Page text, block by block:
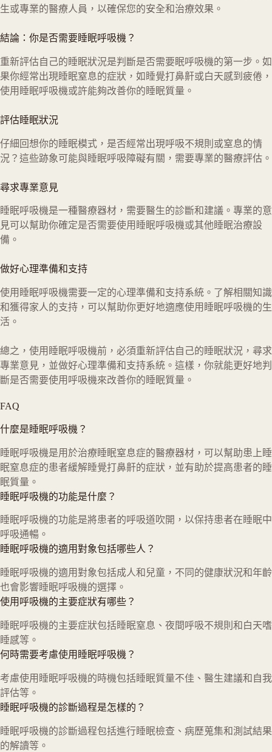
生或專業的醫療人員，以確保您的安全和治療效果。
結論：你是否需要睡眠呼吸機？
重新評估自己的睡眠狀況是判斷是否需要眠呼吸機的第一步。如
果你經常出現睡眠窒息的症狀，如睡覺打鼻鼾或白天感到疲倦，
使用睡眠呼吸機或許能夠改善你的睡眠質量。
評估睡眠狀況
仔細回想你的睡眠模式，是否經常出現呼吸不規則或窒息的情
況？這些跡象可能與睡眠呼吸障礙有關，需要專業的醫療評估。
尋求專業意見
睡眠呼吸機是一種醫療器材，需要醫生的診斷和建議。專業的意
見可以幫助你確定是否需要使用睡眠呼吸機或其他睡眠治療設
備。
做好心理準備和支持
使用睡眠呼吸機需要一定的心理準備和支持系統。了解相關知識
和獲得家人的支持，可以幫助你更好地適應使用睡眠呼吸機的生
活。
總之，使用睡眠呼吸機前，必須重新評估自己的睡眠狀況，尋求
專業意見，並做好心理準備和支持系統。這樣，你就能更好地判
斷是否需要使用呼吸機來改善你的睡眠質量。
FAQ
什麼是睡眠呼吸機？
睡眠呼吸機是用於治療睡眠窒息症的醫療器材，可以幫助患上睡
眠窒息症的患者緩解睡覺打鼻鼾的症狀，並有助於提高患者的睡
眠質量。
睡眠呼吸機的功能是什麼？
睡眠呼吸機的功能是將患者的呼吸道吹開，以保持患者在睡眠中
呼吸通暢。
睡眠呼吸機的適用對象包括哪些人？
睡眠呼吸機的適用對象包括成人和兒童，不同的健康狀況和年齡
也會影響睡眠呼吸機的選擇。
使用呼吸機的主要症狀有哪些？
睡眠呼吸機的主要症狀包括睡眠窒息、夜間呼吸不規則和白天嗜
睡感等。
何時需要考慮使用睡眠呼吸機？
考慮使用睡眠呼吸機的時機包括睡眠質量不佳、醫生建議和自我
評估等。
睡眠呼吸機的診斷過程是怎樣的？
睡眠呼吸機的診斷過程包括進行睡眠檢查、病歷蒐集和測試結果
的解讀等。